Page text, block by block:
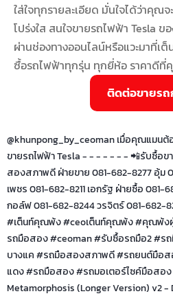
ใส่ใจทุกรายละเอียด มั่นใจได้ว่าคุณ
โปร่งใส สนใจขายรถไฟฟ้า Tesla
ผ่านช่องทางออนไลน์หรือแวะมาที่เ
ซื้อรถไฟฟ้าทุกรุ่น ทุกยี่ห้อ ราคาดีที่
ติดต่อขายรถ
@khunpong_by_ceomanเมื่อคุณแมนต้
ขายรถไฟฟ้า Tesla - - - - - - - 📲รับซื้อข
สองสภาพดี ฝ่ายขาย 081-682-8277 อุ้ม
เพชร 081-682-8211 เอกรัฐ ฝ่ายซื้อ 081-
กอล์ฟ 081-682-8244 วรจิตร์ 081-682-
#เต็นท์คุณพ้ง#ceoเต็นท์คุณพ้ง#คุณพ้ง
รถมือสอง#ceoman#รับซื้อรถมือ2#ร
บางแค#รถมือสองสภาพดี#รถยนต์มือ
แดง#รถมือสอง#รถมอเตอร์ไซค์มือสอง
Metamorphosis (Longer Version) v2 -